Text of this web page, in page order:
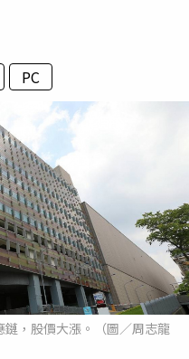
PC
，股價大漲。（圖／周志龍